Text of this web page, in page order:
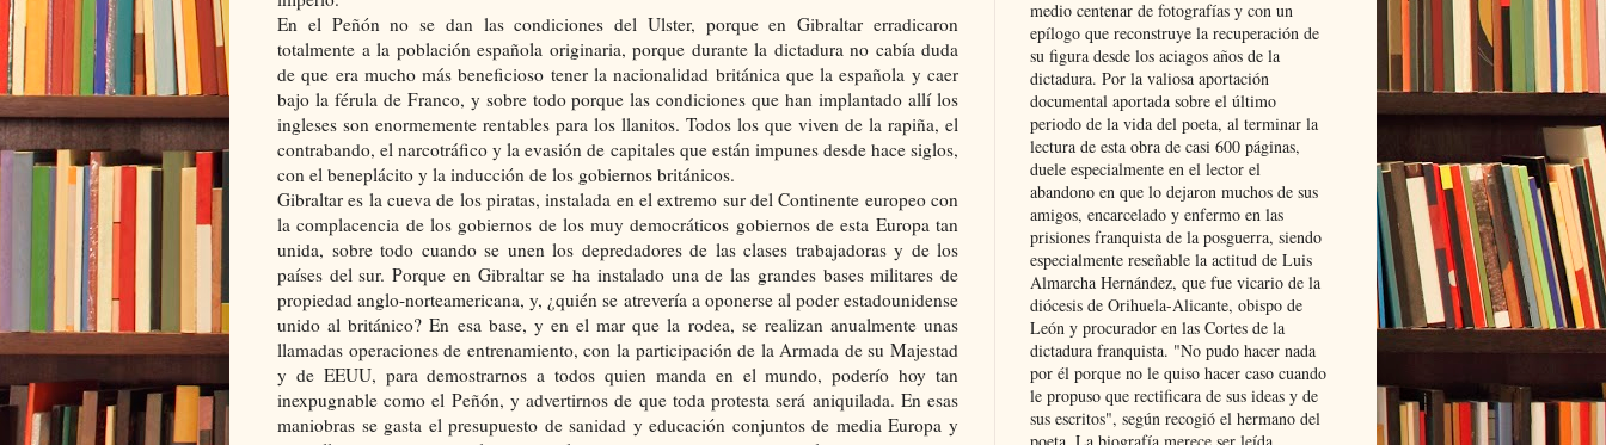
En el Peñón no se dan las condiciones del Ulster, porque en Gibraltar erradicaron
totalmente a la población española originaria, porque durante la dictadura no cabía duda
de que era mucho más beneficioso tener la nacionalidad británica que la española y caer
bajo la férula de Franco, y sobre todo porque las condiciones que han implantado allí los
ingleses son enormemente rentables para los llanitos. Todos los que viven de la rapiña, el
contrabando, el narcotráfico y la evasión de capitales que están impunes desde hace siglos,
con el beneplácito y la inducción de los gobiernos británicos.
Gibraltar es la cueva de los piratas, instalada en el extremo sur del Continente europeo con
la complacencia de los gobiernos de los muy democráticos gobiernos de esta Europa tan
unida, sobre todo cuando se unen los depredadores de las clases trabajadoras y de los
países del sur. Porque en Gibraltar se ha instalado una de las grandes bases militares de
propiedad anglo-norteamericana, y, ¿quién se atrevería a oponerse al poder estadounidense
unido al británico? En esa base, y en el mar que la rodea, se realizan anualmente unas
llamadas operaciones de entrenamiento, con la participación de la Armada de su Majestad
y de EEUU, para demostrarnos a todos quien manda en el mundo, poderío hoy tan
inexpugnable como el Peñón, y advertirnos de que toda protesta será aniquilada. En esas
maniobras se gasta el presupuesto de sanidad y educación conjuntos de media Europa y
medio centenar de fotografías y con un
epílogo que reconstruye la recuperación de
su figura desde los aciagos años de la
dictadura. Por la valiosa aportación
documental aportada sobre el último
periodo de la vida del poeta, al terminar la
lectura de esta obra de casi 600 páginas,
duele especialmente en el lector el
abandono en que lo dejaron muchos de sus
amigos, encarcelado y enfermo en las
prisiones franquista de la posguerra, siendo
especialmente reseñable la actitud de Luis
Almarcha Hernández, que fue vicario de la
diócesis de Orihuela-Alicante, obispo de
León y procurador en las Cortes de la
dictadura franquista. "No pudo hacer nada
por él porque no le quiso hacer caso cuando
le propuso que rectificara de sus ideas y de
sus escritos", según recogió el hermano del